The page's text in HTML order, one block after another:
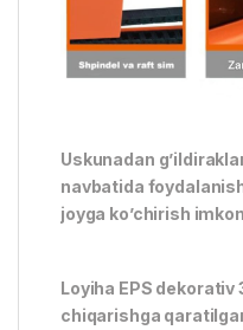
Uskunadan
navbatida
joyga ko’chirish
Loyiha EPS
chiqarishga